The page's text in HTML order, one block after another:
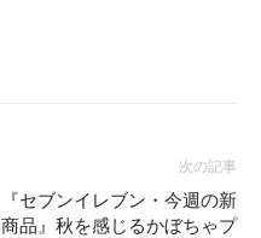
次の記事
『セブンイレブン・今週の新
商品』秋を感じるかぼちゃプ